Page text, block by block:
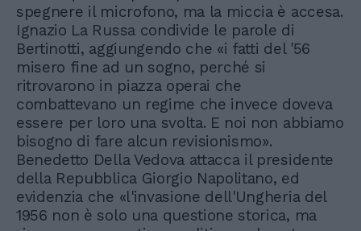
spegnere il microfono, ma la miccia è accesa.
Ignazio La Russa condivide le parole di
Bertinotti, aggiungendo che «i fatti del '56
misero fine ad un sogno, perché si
ritrovarono in piazza operai che
combattevano un regime che invece doveva
essere per loro una svolta. E noi non abbiamo
bisogno di fare alcun revisionismo».
Benedetto Della Vedova attacca il presidente
della Repubblica Giorgio Napolitano, ed
evidenzia che «l'invasione dell'Ungheria del
1956 non è solo una questione storica, ma